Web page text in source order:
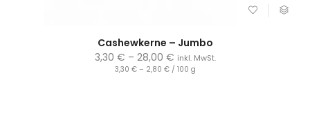
Cashewkerne – Jumbo
3,30 € – 28,00 € inkl. MwSt.
3,30 €– 2,80 €/ 100 g